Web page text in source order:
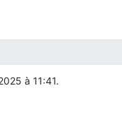
à 11:41.